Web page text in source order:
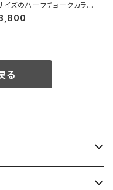
イズのハーフチョークカラー
2.5cm 首のサイズに合わ
作ります ショートリード付き
る